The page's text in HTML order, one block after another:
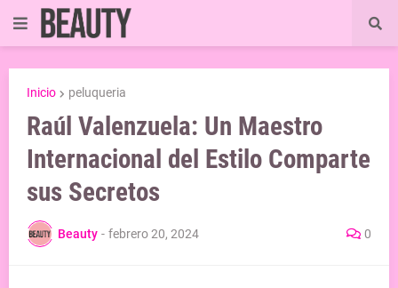
Inicio peluqueria
Raúl Valenzuela: Un Maestro
Internacional del Estilo Comparte
sus Secretos
Beauty - febrero 20, 2024 0